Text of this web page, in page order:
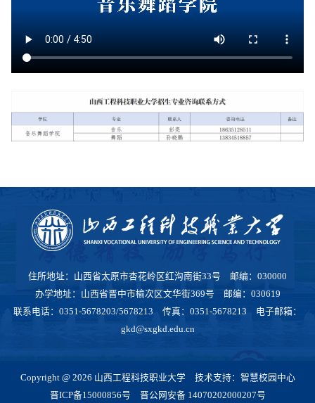
住所地址：山西省太原市杏花岭区红沟南街33号 邮编：030000
办学地址：山西省晋中市榆次区文华街369号 邮编：030619
联系电话：0351-5678203/5678213 传真：0351-5678213 电子邮箱：
gkd@sxgkd.edu.cn
Copyright @ 2026 山西工程科技职业大学 技术支持：智慧校园中心
晋ICP备15000856号
晋公网安备 14070202000207号